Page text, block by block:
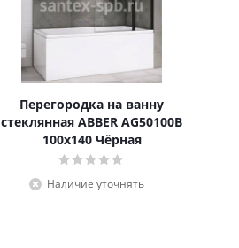
Перегородка на ванну
стеклянная ABBER AG50100B
100x140 Чёрная
Наличие уточнять